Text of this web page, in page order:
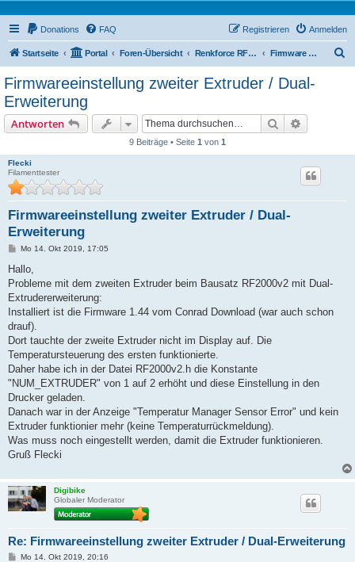
Donations FAQ Anmelden
Registrieren
Startseite Portal Foren-Übersicht Renkforce RF2000 Forum Firmware / Tweaks
Firmwareeinstellung zweiter Extruder / Dual-
Erweiterung
Antworten Suche
9 Beiträge • Seite 1 von 1
Flecki
Filamenttester
Firmwareeinstellung zweiter Extruder / Dual-
Erweiterung
B
i
r
a
Mo 14. Okt 2019, 17:05
Hallo,
Probleme mit dem zweiten Extruder beim Bausatz RF2000v2 mit Dual-
Extrudererweiterung:
Installiert ist die Firmware 1.44 vom Conrad Download (war auch schon
drauf).
Dort tauchte der zweite Extruder nicht im Display auf. Die
Temperatursteuerung des ersten funktionierte.
Daher habe ich in der Datei RF2000v2.h die Konstante
"NUM_EXTRUDER" von 1 auf 2 erhöht und diese Einstellung in den
Drucker geladen.
Danach war in der Anzeige "Temperatur Manager Sensor Error" und kein
Extruder funktionier mehr (keine Temperaturrückmeldung).
Was muss noch eingestellt werden, damit die Extruder funktionieren.
Gruß Flecki
Digibike
Globaler Moderator
Re: Firmwareeinstellung zweiter Extruder / Dual-Erweiterung
BMo 14. Okt 2019, 20:16